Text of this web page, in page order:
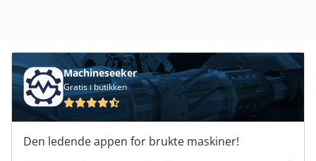
Machineseeker
Gratis i butikken
Den ledende appen for brukte maskiner!